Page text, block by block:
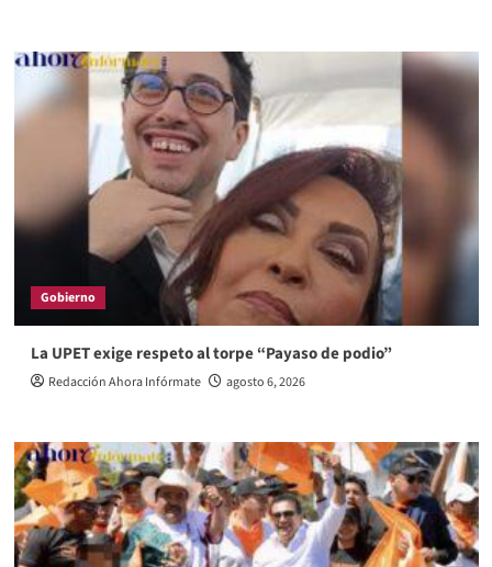
Gobierno
La UPET exige respeto al torpe “Payaso de podio”
Redacción Ahora Infórmate agosto 6, 2026